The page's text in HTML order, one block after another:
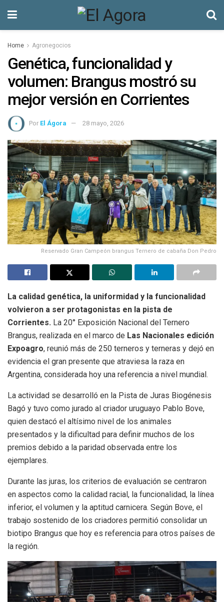
Home Agronegocios
Genética, funcionalidad y
volumen: Brangus mostró su
mejor versión en Corrientes
Por El Ágora 28 mayo, 2026
Reservado Gran Campeón brangus Ternero de cabaña Don Pedro
La calidad genética, la uniformidad y la funcionalidad
volvieron a ser protagonistas en la pista de
Corrientes. La 20° Exposición Nacional del Ternero
Brangus, realizada en el marco de Las Nacionales edición
Expoagro, reunió más de 250 terneros y terneras y dejó en
evidencia el gran presente que atraviesa la raza en
Argentina, considerada hoy una referencia a nivel mundial.
La actividad se desarrolló en la Pista de Juras Biogénesis
Bagó y tuvo como jurado al criador uruguayo Pablo Bove,
quien destacó el altísimo nivel de los animales
presentados y la dificultad para definir muchos de los
premios debido a la paridad observada entre los
ejemplares.
Durante las juras, los criterios de evaluación se centraron
en aspectos como la calidad racial, la funcionalidad, la línea
inferior, el volumen y la aptitud carnicera. Según Bove, el
trabajo sostenido de los criadores permitió consolidar un
biotipo Brangus que hoy es referencia para otros países de
la región.